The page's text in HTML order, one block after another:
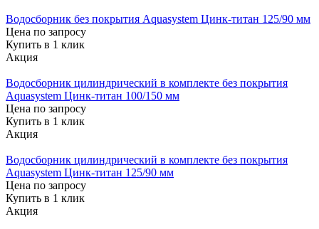
Водосборник без покрытия Aquasystem Цинк-титан 125/90 мм
Цена по запросу
Купить в 1 клик
Акция
Водосборник цилиндрический в комплекте без покрытия
Aquasystem Цинк-титан 100/150 мм
Цена по запросу
Купить в 1 клик
Акция
Водосборник цилиндрический в комплекте без покрытия
Aquasystem Цинк-титан 125/90 мм
Цена по запросу
Купить в 1 клик
Акция